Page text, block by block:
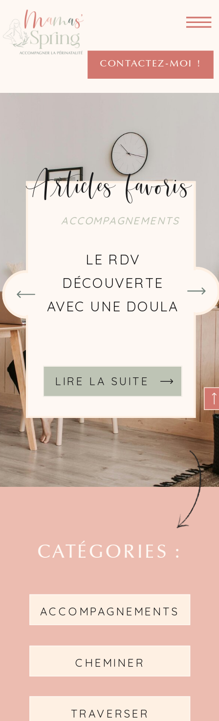
CONTACTEZ-MOI !
Articles favoris
LIRE LA SUITE
CHOISIR UNE
DOULA
SIGNATAIRE DE LA
ACCOMPAGNEMENTS
CATÉGORIES :
ACCOMPAGNEMENTS
CHEMINER
TRAVERSER